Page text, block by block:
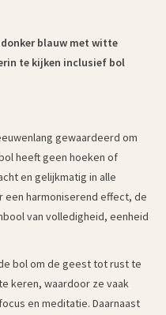
blauw met witte
te kijken inclusief bol
gewaardeerd om
heeft geen hoeken of
en gelijkmatig in alle
een harmoniserend effect, de
van volledigheid, eenheid
bol om de geest tot rust te
keren, waardoor ze vaak
en meditatie. Daarnaast